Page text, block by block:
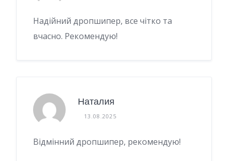
Надійний дропшипер, все чітко та
вчасно. Рекомендую!
Наталия
13.08.2025
Відмінний дропшипер, рекомендую!